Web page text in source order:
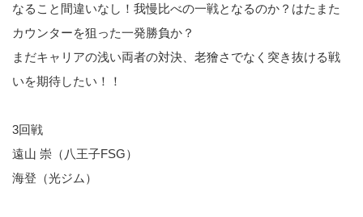
なること間違いなし！我慢比べの一戦となるのか？はたまた
カウンターを狙った一発勝負か？
まだキャリアの浅い両者の対決、老獪さでなく突き抜ける戦
いを期待したい！！
3回戦
遠山 崇（八王子FSG）
海登（光ジム）